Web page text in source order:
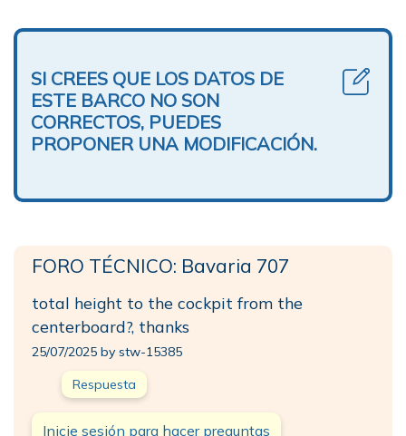
SI CREES QUE LOS DATOS DE
ESTE BARCO NO SON
CORRECTOS, PUEDES
PROPONER UNA MODIFICACIÓN.
FORO TÉCNICO: Bavaria 707
total height to the cockpit from the
centerboard?, thanks
25/07/2025 by stw-15385
Respuesta
Inicie sesión para hacer preguntas